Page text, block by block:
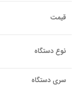
قیمت
نوع دستگاه
سری دستگاه